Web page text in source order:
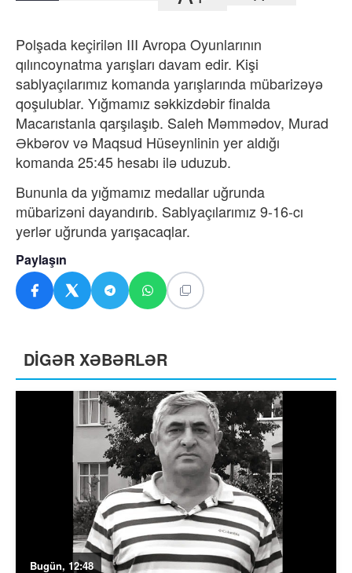
Polşada keçirilən III Avropa Oyunlarının
qılıncoynatma yarışları davam edir. Kişi
sablyaçılarımız komanda yarışlarında mübarizəyə
qoşulublar. Yığmamız səkkizdəbir finalda
Macarıstanla qarşılaşıb. Saleh Məmmədov, Murad
Əkbərov və Maqsud Hüseynlinin yer aldığı
komanda 25:45 hesabı ilə uduzub.
Bununla da yığmamız medallar uğrunda
mübarizəni dayandırıb. Sablyaçılarımız 9-16-cı
yerlər uğrunda yarışacaqlar.
Paylaşın
DİGƏR XƏBƏRLƏR
Bugün, 12:48